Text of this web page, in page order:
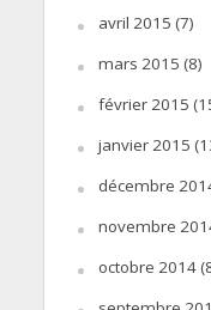
avril 2015 (7)
mars 2015 (8)
février 2015
janvier 2015
décembre
novembre
octobre 2014